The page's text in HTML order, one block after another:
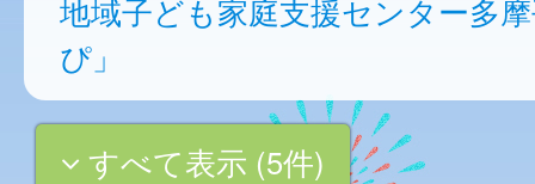
地域子ども家庭支援センター多
ぴ」
すべて表示 (5件)